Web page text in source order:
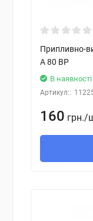
Припливно-
А 80 ВР
В наявності
Артикул::
160 грн./